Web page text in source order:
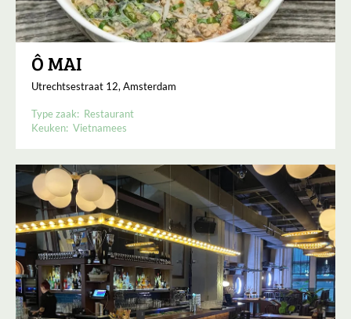
Ô MAI
Utrechtsestraat 12, Amsterdam
Type zaak: Restaurant
Keuken: Vietnamees